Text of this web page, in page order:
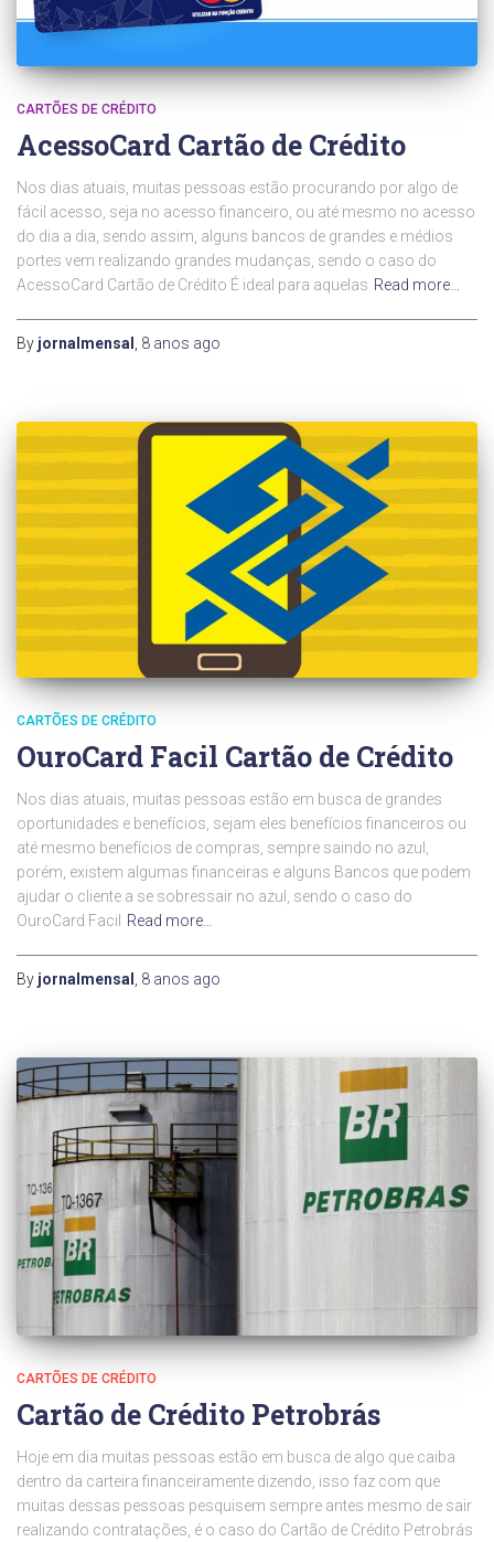
CARTÕES DE CRÉDITO
AcessoCard Cartão de Crédito
Nos dias atuais, muitas pessoas estão procurando por algo de
fácil acesso, seja no acesso financeiro, ou até mesmo no acesso
do dia a dia, sendo assim, alguns bancos de grandes e médios
portes vem realizando grandes mudanças, sendo o caso do
AcessoCard Cartão de Crédito É ideal para aquelas Read more…
By jornalmensal , 8 anos ago
CARTÕES DE CRÉDITO
OuroCard Facil Cartão de Crédito
Nos dias atuais, muitas pessoas estão em busca de grandes
oportunidades e benefícios, sejam eles benefícios financeiros ou
até mesmo benefícios de compras, sempre saindo no azul,
porém, existem algumas financeiras e alguns Bancos que podem
ajudar o cliente a se sobressair no azul, sendo o caso do
OuroCard Facil
Read more…
By jornalmensal 8 anos ago
CARTÕES DE CRÉDITO
Cartão de Crédito Petrobrás
Hoje em dia muitas pessoas estão em busca de algo que caiba
dentro da carteira financeiramente dizendo, isso faz com que
muitas dessas pessoas pesquisem sempre antes mesmo de sair
realizando contratações, é o caso do Cartão de Crédito Petrobrás